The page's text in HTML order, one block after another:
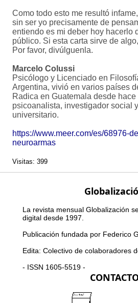
Como todo esto me resultó
sin ser yo precisamente de
entiendo es mi deber hoy hacerlo
público. Si esta carta sirve de
Por favor, divúlguenla.
Marcelo Colussi
Psicólogo y Licenciado en
Argentina, vivió en varios países
Radica en Guatemala desde
psicoanalista, investigador social
universitario.
https://www.meer.com/es/68976-
neuroarmas
Visitas: 399
La revista mensual Globalización
digital desde 1997.
Publicación fundada por Federico
Edita: Colectivo de colaboradores
- ISSN 1605-5519 -